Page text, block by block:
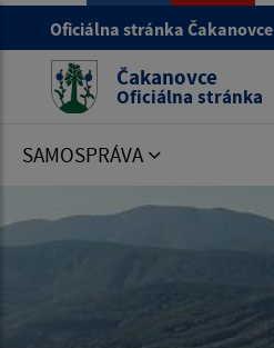
Oficiálna stránka Čakanovce
Čakanovce
Oficiálna stránka
SAMOSPRÁVA